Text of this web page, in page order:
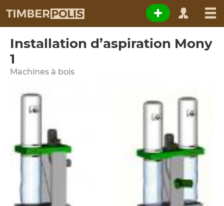
Installation d’aspiration Mony
1
Machines à bois